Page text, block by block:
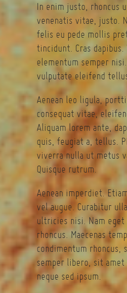
In enim justo, rhoncus
venenatis vitae, justo.
felis eu pede mollis
tincidunt. Cras dapibus.
elementum semper
vulputate eleifend
Aenean leo ligula,
consequat vitae,
Aliquam lorem ante,
quis, feugiat a, tellus.
viverra nulla ut metus
Quisque rutrum.
Aenean imperdiet.
vel augue. Curabitur
ultricies nisi. Nam eget
rhoncus. Maecenas
condimentum rhoncus,
semper libero, sit amet
neque sed ipsum.